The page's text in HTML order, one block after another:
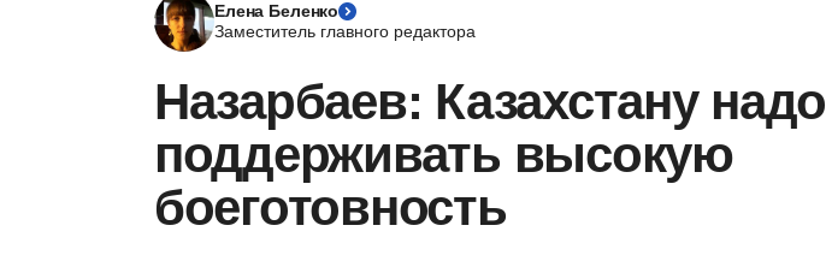
Елена Беленко
Заместитель главного редактора
Назарбаев: Казахстану надо
поддерживать высокую
боеготовность